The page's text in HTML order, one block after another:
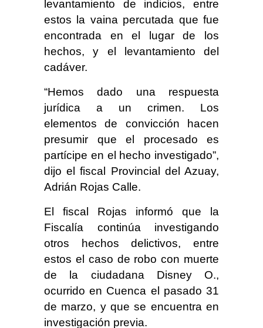
levantamiento de indicios, entre
estos la vaina percutada que fue
encontrada en el lugar de los
hechos, y el levantamiento del
cadáver.
“Hemos dado una respuesta
jurídica a un crimen. Los
elementos de convicción hacen
presumir que el procesado es
partícipe en el hecho investigado”,
dijo el fiscal Provincial del Azuay,
Adrián Rojas Calle.
El fiscal Rojas informó que la
Fiscalía continúa investigando
otros hechos delictivos, entre
estos el caso de robo con muerte
de la ciudadana Disney O.,
ocurrido en Cuenca el pasado 31
de marzo, y que se encuentra en
investigación previa.